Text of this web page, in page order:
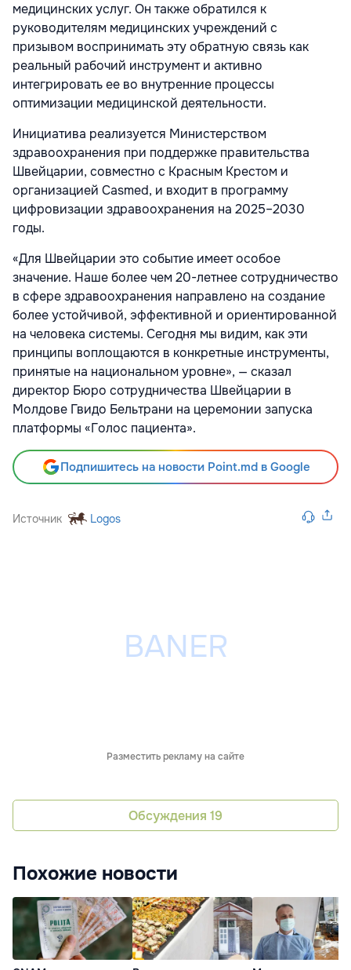
медицинских услуг. Он также обратился к
руководителям медицинских учреждений с
призывом воспринимать эту обратную связь как
реальный рабочий инструмент и активно
интегрировать ее во внутренние процессы
оптимизации медицинской деятельности.
Инициатива реализуется Министерством
здравоохранения при поддержке правительства
Швейцарии, совместно с Красным Крестом и
организацией Casmed, и входит в программу
цифровизации здравоохранения на 2025–2030
годы.
«Для Швейцарии это событие имеет особое
значение. Наше более чем 20-летнее сотрудничество
в сфере здравоохранения направлено на создание
более устойчивой, эффективной и ориентированной
на человека системы. Сегодня мы видим, как эти
принципы воплощаются в конкретные инструменты,
принятые на национальном уровне», — сказал
директор Бюро сотрудничества Швейцарии в
Молдове Гвидо Бельтрани на церемонии запуска
платформы «Голос пациента».
Подпишитесь на новости Point.md в Google
Источник Logos
Разместить рекламу на сайте
Обсуждения 19
Похожие новости